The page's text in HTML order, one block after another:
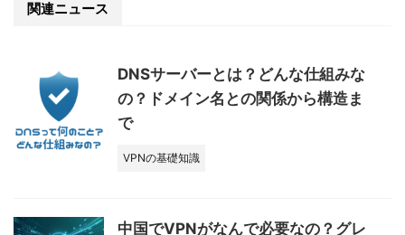
関連ニュース
DNSサーバーとは？どんな仕組みな
の？ドメイン名との関係から構造ま
で
VPNの基礎知識
中国でVPNがなんで必要なの？グレ